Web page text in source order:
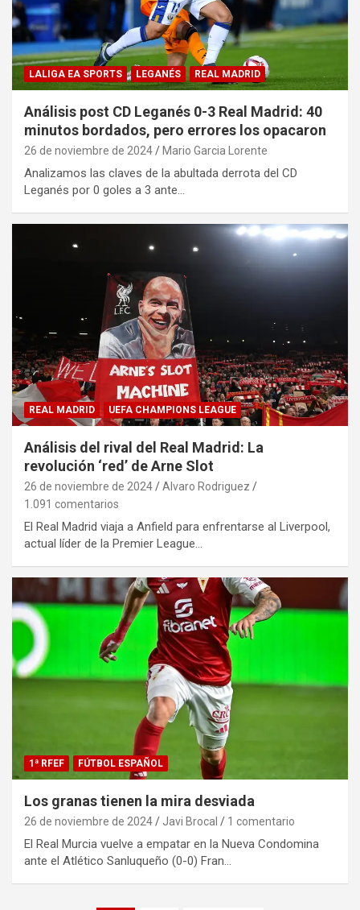
LALIGA EA SPORTS LEGANÉS REAL MADRID
Análisis post CD Leganés 0-3 Real Madrid: 40
minutos bordados, pero errores los opacaron
26 de noviembre de 2024 Mario Garcia Lorente
Analizamos las claves de la abultada derrota del CD
Leganés por 0 goles a 3 ante…
REAL MADRID UEFA CHAMPIONS LEAGUE
Análisis del rival del Real Madrid: La
revolución ‘red’ de Arne Slot
26 de noviembre de 2024
Alvaro Rodriguez
1.091 comentarios
El Real Madrid viaja a Anfield para enfrentarse al Liverpool,
actual líder de la Premier League…
1ª RFEF FÚTBOL ESPAÑOL
Los granas tienen la mira desviada
26 de noviembre de 2024 Javi Brocal 1 comentario
El Real Murcia vuelve a empatar en la Nueva Condomina
ante el Atlético Sanluqueño (0-0) Fran…